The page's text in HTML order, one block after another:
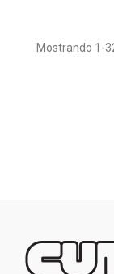
Mostrando 1-